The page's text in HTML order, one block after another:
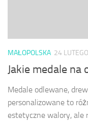
MAŁOPOLSKA 24
Jakie medale
Medale odlewane,
personalizowane to
estetyczne walory, ale